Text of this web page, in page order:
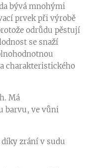
bývá mnohými
prvek při výrobě
odrůdu pěstují
se snaží
charakteristického
Má
barvu, ve vůni
zrání v sudu